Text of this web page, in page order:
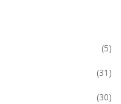
(5)
(31)
(30)